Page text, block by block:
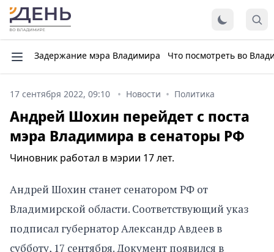
Задержание мэра Владимира Что посмотреть во
17 сентября 2022, 09:10 Новости Политика
Андрей Шохин перейдет с поста
мэра Владимира в сенаторы РФ
Чиновник работал в мэрии 17 лет.
Андрей Шохин станет сенатором РФ от
Владимирской области. Соответствующий указ
подписал губернатор Александр Авдеев в
субботу, 17 сентября. Документ появился в